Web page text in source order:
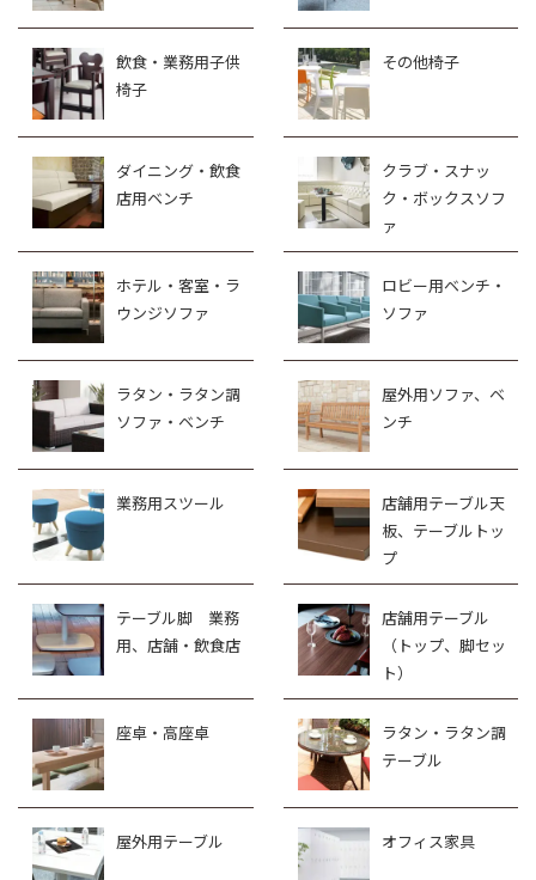
飲食・業務用子供
椅子
その他椅子
ダイニング・飲食
店用ベンチ
クラブ・スナッ
ク・ボックスソフ
ァ
ホテル・客室・ラ
ウンジソファ
ロビー用ベンチ・
ソファ
ラタン・ラタン調
ソファ・ベンチ
屋外用ソファ、ベ
ンチ
業務用スツール
店舗用テーブル天
板、テーブルトッ
プ
テーブル脚 業務
用、店舗・飲食店
店舗用テーブル
（トップ、脚セッ
ト）
座卓・高座卓
ラタン・ラタン調
テーブル
屋外用テーブル オフィス家具